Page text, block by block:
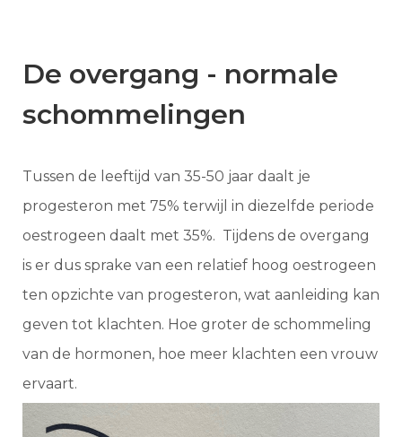
De overgang - normale
schommelingen
Tussen de leeftijd van 35-50 jaar daalt je
progesteron met 75% terwijl in diezelfde periode
oestrogeen daalt met 35%. Tijdens de overgang
is er dus sprake van een relatief hoog oestrogeen
ten opzichte van progesteron, wat aanleiding kan
geven tot klachten. Hoe groter de schommeling
van de hormonen, hoe meer klachten een vrouw
ervaart.